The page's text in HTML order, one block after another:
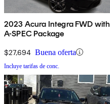
2023 Acura Integra FWD with
A-SPEC Package
$27,694 Buena oferta
Incluye tarifas de conc.